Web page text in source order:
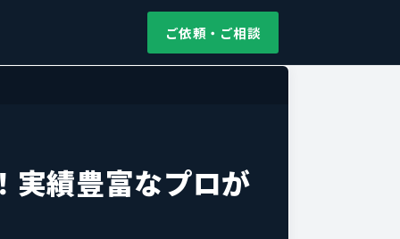
ご依頼・ご相談
実績豊富なプロが